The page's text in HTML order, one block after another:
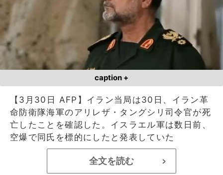
caption +
【3月30日 AFP】イラン当局は30日、イラン革
命防衛隊海軍のアリレザ・タングシリ司令官が死
亡したことを確認した。イスラエル軍は数日前、
空爆で同氏を標的にしたと発表していた
全文を読む >